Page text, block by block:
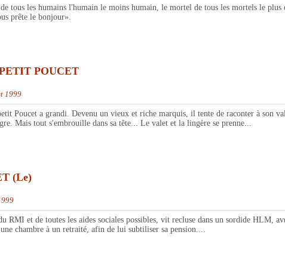
tous les humains l'humain le moins humain, le mortel de tous les mortels le
prête le bonjour».
POUCET
1999
Poucet a grandi. Devenu un vieux et riche marquis, il tente de raconter à son
Mais tout s'embrouille dans sa tête... Le valet et la lingère se prenne...
(Le)
et de toutes les aides sociales possibles, vit recluse dans un sordide HLM,
chambre à un retraité, afin de lui subtiliser sa pension....